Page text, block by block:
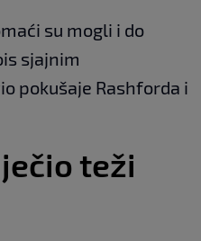
su mogli i do
sjajnim
pokušaje Rashforda i
teži